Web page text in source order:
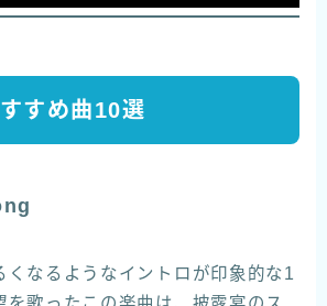
すめ曲10選
くなるようなイントロが印象的な1